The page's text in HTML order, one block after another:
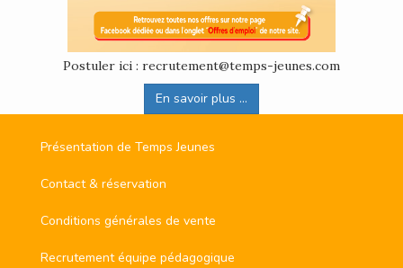
Postuler ici : recrutement@temps-jeunes.com
En savoir plus ...
Présentation de Temps Jeunes
Contact & réservation
Conditions générales de vente
Recrutement équipe pédagogique